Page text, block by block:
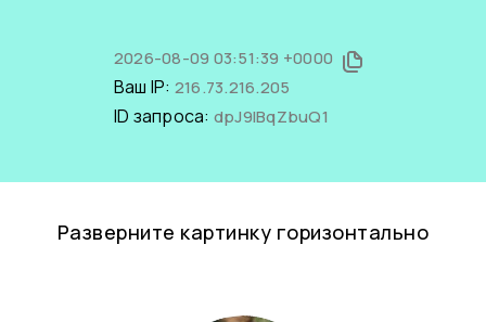
2026-08-09 03:51:39 +0000
Ваш IP: 216.73.216.205
ID запроса: dpJ9lBqZbuQ1
Разверните картинку горизонтально